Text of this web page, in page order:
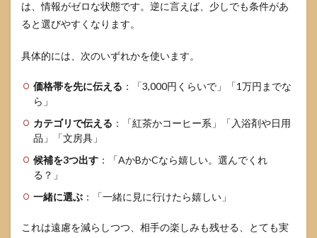
は、情報がゼロな状態です。逆に言えば、少しでも条件があ
ると選びやすくなります。
具体的には、次のいずれかを使います。
価格帯を先に伝える ：「3,000円くらいで」「1万円までな
ら」
カテゴリで伝える ：「紅茶かコーヒー系」「入浴剤や日用
品」「文房具」
候補を3つ出す ：「AかBかCなら嬉しい。選んでくれ
る？」
一緒に選ぶ ：「一緒に見に行けたら嬉しい」
これは遠慮を減らしつつ、相手の楽しみも残せる、とても実